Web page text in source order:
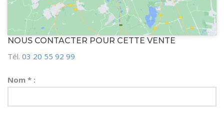
NOUS CONTACTER POUR CETTE VENTE
Tél. 03 20 55 92 99
Nom * :